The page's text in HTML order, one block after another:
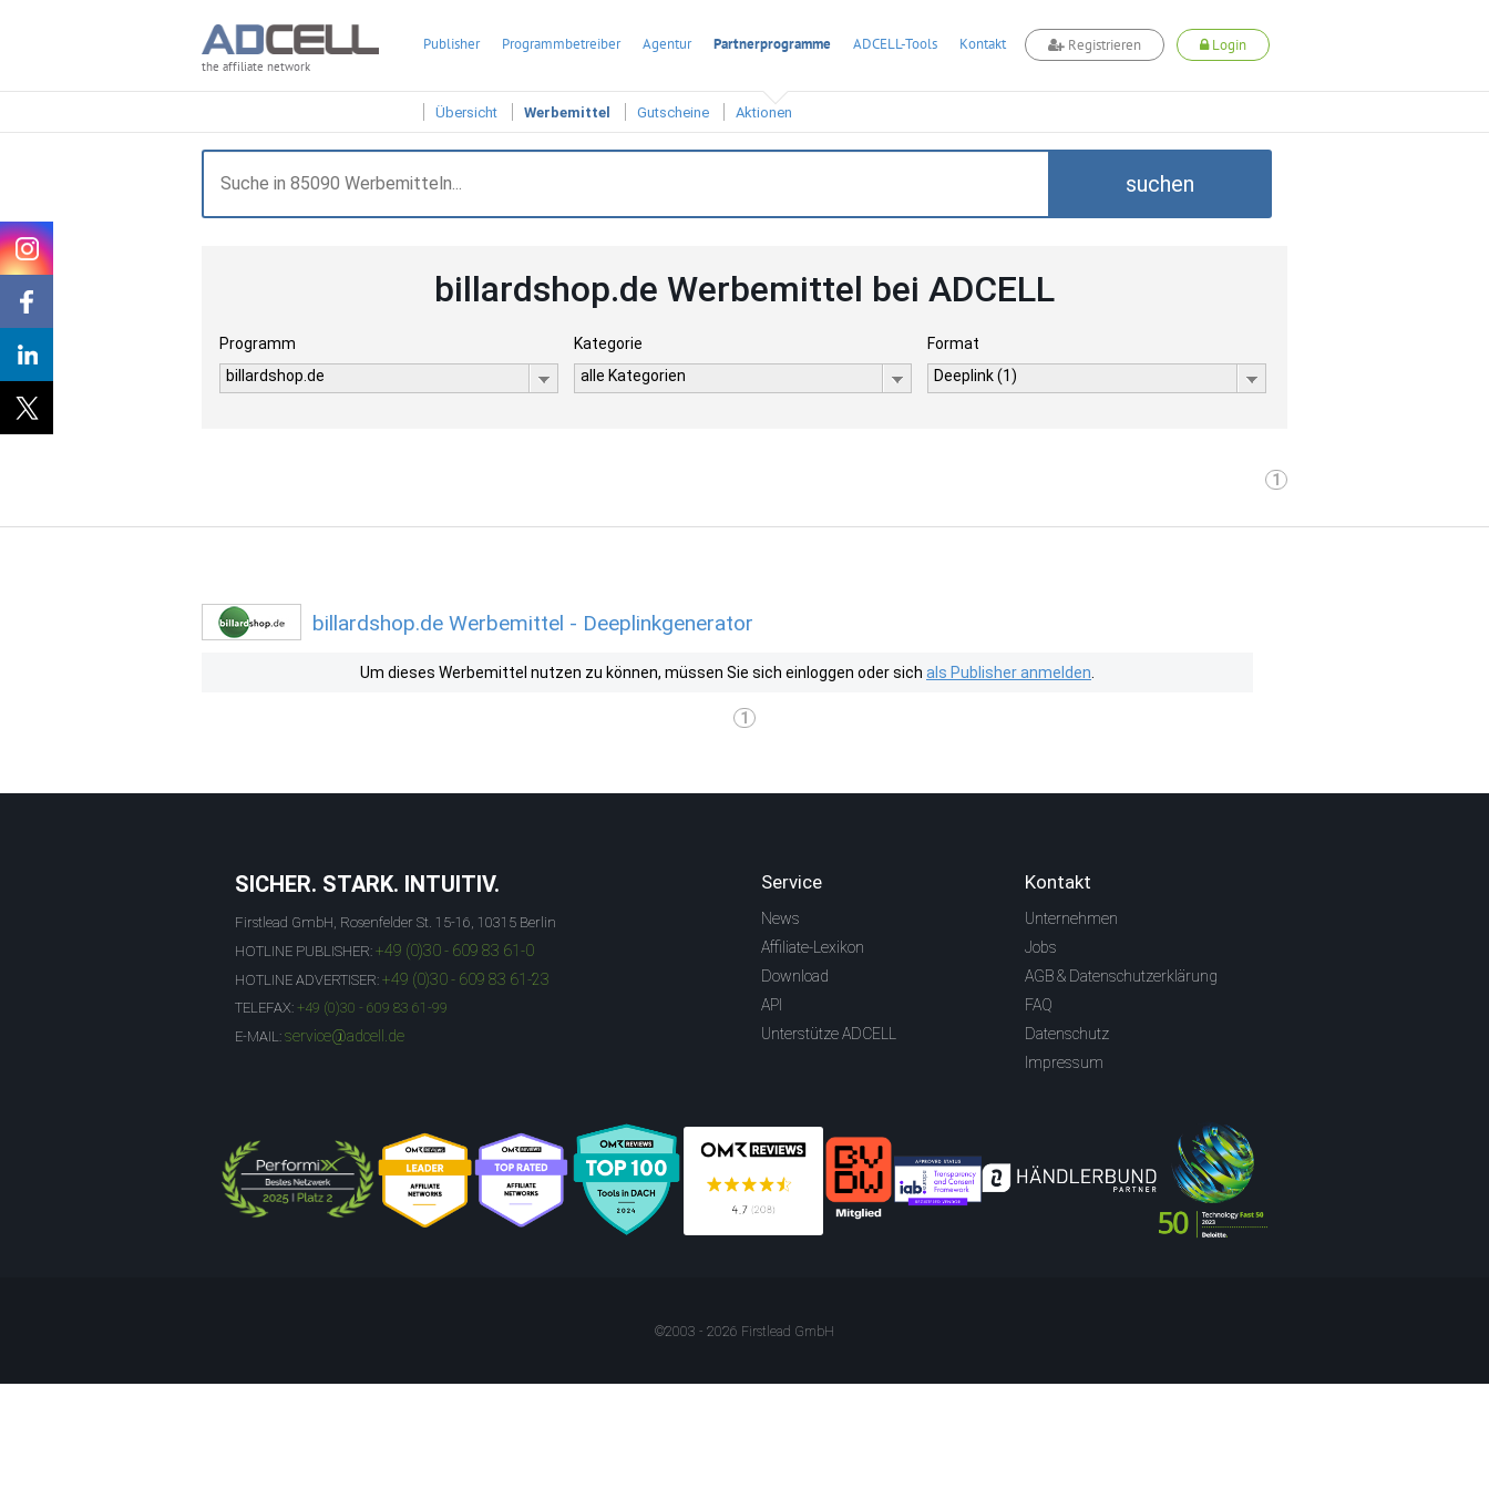
the affiliate network
Publisher Programmbetreiber Agentur Partnerprogramme ADCELL-Tools Kontakt Registrieren Login
Übersicht Werbemittel Gutscheine Aktionen
suchen
billardshop.de Werbemittel bei ADCELL
Programm
billardshop.de
Kategorie
alle Kategorien
Format
Deeplink (1)
1
billardshop.de Werbemittel - Deeplinkgenerator
Um dieses Werbemittel nutzen zu können, müssen Sie sich einloggen oder sich als Publisher anmelden
1
SICHER. STARK. INTUITIV.
Firstlead GmbH, Rosenfelder St. 15-16, 10315 Berlin
HOTLINE PUBLISHER: +49 (0)30 - 609 83 61-0
HOTLINE ADVERTISER: +49 (0)30 - 609 83 61-23
TELEFAX: +49 (0)30 - 609 83 61-99
E-MAIL: service@adcell.de
Service
News
Affiliate-Lexikon
Download
API
Unterstütze ADCELL
Kontakt
Unternehmen
Jobs
AGB & Datenschutzerklärung
FAQ
Datenschutz
Impressum
©2003 - 2026 Firstlead GmbH